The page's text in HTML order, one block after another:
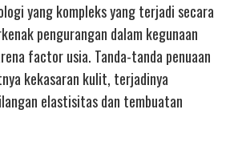
yang kompleks yang terjadi secara
pengurangan dalam kegunaan
factor usia. Tanda-tanda penuaan
kekasaran kulit, terjadinya
elastisitas dan tembuatan